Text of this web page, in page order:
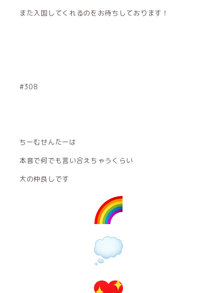
また入国してくれるのをお待ちしております！
#308
ちーむせんたーは
本音で何でも言い合えちゃうくらい
大の仲良しです